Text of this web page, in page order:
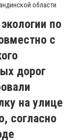
области
по
с
дорог
на улице
согласно